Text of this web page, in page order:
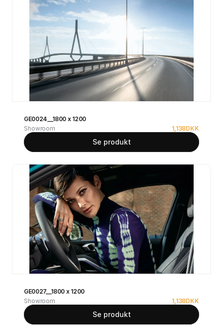
GE0024__1800 x 1200
Showroom
1,138DKK
Se produkt
GE0027__1800 x 1200
Showroom
1,138DKK
Se produkt